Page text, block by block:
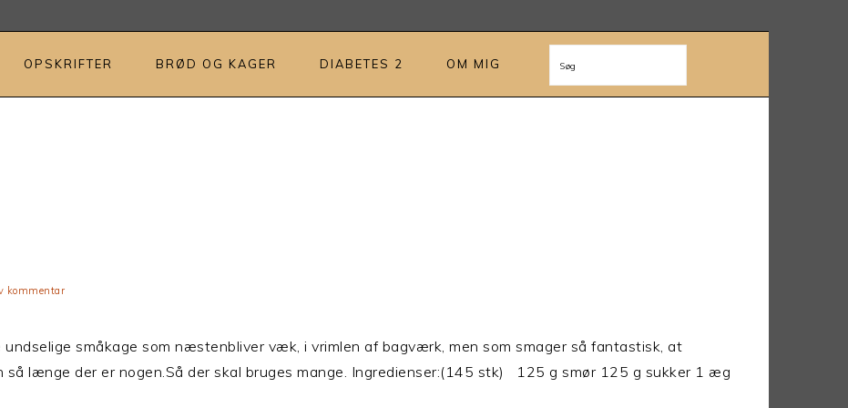
OPSKRIFTER BRØD OG KAGER DIABETES 2 OM MIG Søg
kommentar
undselige småkage som næstenbliver væk, i vrimlen af bagværk, men som smager så fantastisk, at
så længe der er nogen.Så der skal bruges mange. Ingredienser:(145 stk) 125 g smør 125 g sukker 1 æg